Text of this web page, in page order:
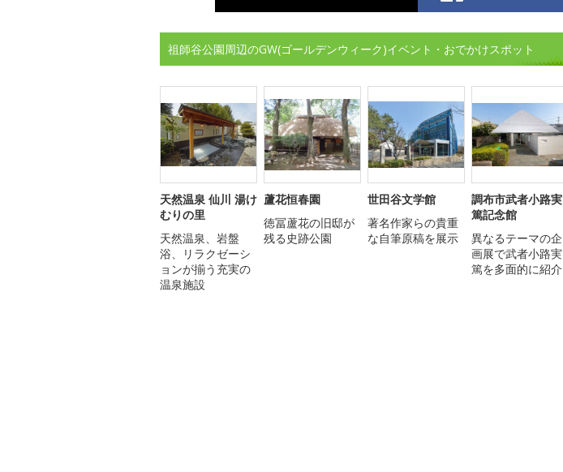
祖師谷公園周辺のGW(ゴールデンウィーク)イベント・おでかけスポット
天然温泉 仙川 湯け
むりの里
天然温泉、岩盤
浴、リラクゼーシ
ョンが揃う充実の
温泉施設
蘆花恒春園
徳冨蘆花の旧邸が
残る史跡公園
世田谷文学館
著名作家らの貴重
な自筆原稿を展示
調布市武者小路実
篤記念館
異なるテーマの企
画展で武者小路実
篤を多面的に紹介